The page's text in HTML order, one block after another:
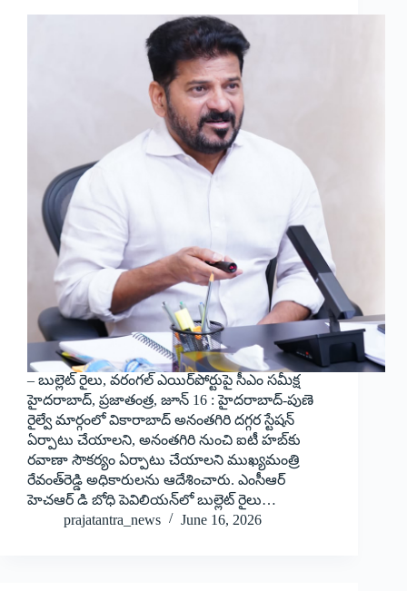
– బుల్లెట్ రైలు, వరంగల్ ఎయిర్‌పోర్టుపై సీఎం సమీక్ష
హైదరాబాద్, ప్రజాతంత్ర, జూన్ 16 : హైదరాబాద్-పుణె
రైల్వే మార్గంలో వికారాబాద్ అనంతగిరి దగ్గర స్టేషన్
ఏర్పాటు చేయాలని, అనంతగిరి నుంచి ఐటీ హబ్‌కు
రవాణా సౌకర్యం ఏర్పాటు చేయాలని ముఖ్యమంత్రి
రేవంత్‌రెడ్డి అధికారులను ఆదేశించారు. ఎంసీఆర్
హెచఆర్ డి బోధి పెవిలియన్‌లో బుల్లెట్ రైలు…
prajatantra_news
June 16, 2026